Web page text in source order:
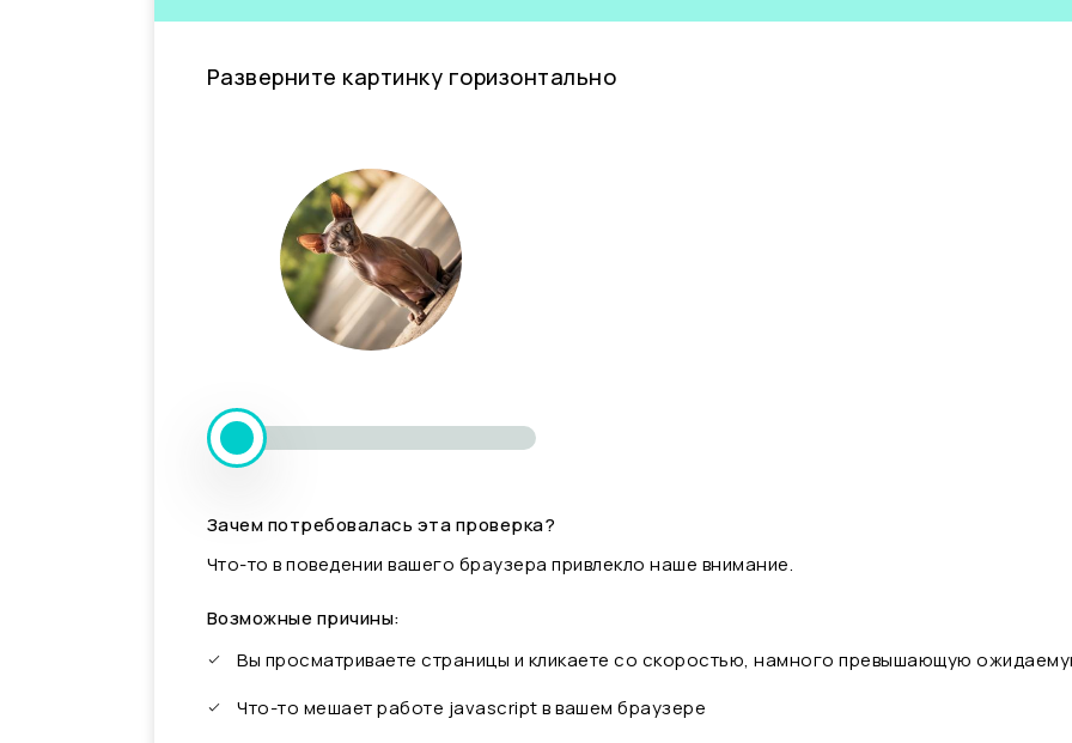
Разверните картинку горизонтально
Зачем потребовалась эта проверка?
Что-то в поведении вашего браузера привлекло наше внимание.
Возможные причины:
Вы просматриваете страницы и кликаете со скоростью, намного превышающую
Что-то мешает работе javascript в вашем браузере